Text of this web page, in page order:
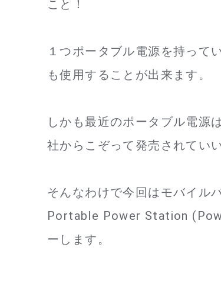
こと！
１つポータブル電源を持って
も使用することが出来ます。
しかも最近のポータブル電源
社からこぞって発売されてい
そんなわけで今回はモバイル
Portable Power Station
ーします。